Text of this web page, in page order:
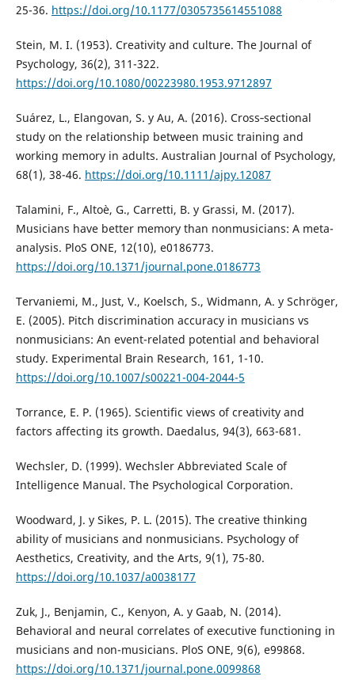
25-36. https://doi.org/10.1177/0305735614551088
Stein, M. I. (1953). Creativity and culture. The Journal of
Psychology, 36(2), 311-322.
https://doi.org/10.1080/00223980.1953.9712897
Suárez, L., Elangovan, S. y Au, A. (2016). Cross‐sectional
study on the relationship between music training and
working memory in adults. Australian Journal of Psychology,
68(1), 38-46. https://doi.org/10.1111/ajpy.12087
Talamini, F., Altoè, G., Carretti, B. y Grassi, M. (2017).
Musicians have better memory than nonmusicians: A meta-
analysis. PloS ONE, 12(10), e0186773.
https://doi.org/10.1371/journal.pone.0186773
Tervaniemi, M., Just, V., Koelsch, S., Widmann, A. y Schröger,
E. (2005). Pitch discrimination accuracy in musicians vs
nonmusicians: An event-related potential and behavioral
study. Experimental Brain Research, 161, 1-10.
https://doi.org/10.1007/s00221-004-2044-5
Torrance, E. P. (1965). Scientific views of creativity and
factors affecting its growth. Daedalus, 94(3), 663-681.
Wechsler, D. (1999). Wechsler Abbreviated Scale of
Intelligence Manual. The Psychological Corporation.
Woodward, J. y Sikes, P. L. (2015). The creative thinking
ability of musicians and nonmusicians. Psychology of
Aesthetics, Creativity, and the Arts, 9(1), 75-80.
https://doi.org/10.1037/a0038177
Zuk, J., Benjamin, C., Kenyon, A. y Gaab, N. (2014).
Behavioral and neural correlates of executive functioning in
musicians and non-musicians. PloS ONE, 9(6), e99868.
https://doi.org/10.1371/journal.pone.0099868